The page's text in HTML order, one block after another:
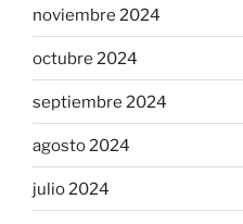
noviembre 2024
octubre 2024
septiembre 2024
agosto 2024
julio 2024